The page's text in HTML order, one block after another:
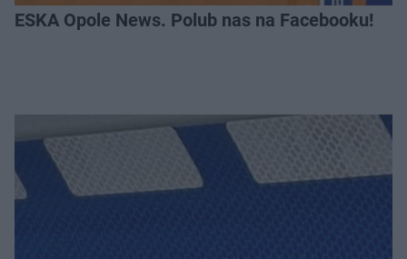
ESKA Opole News. Polub nas na Facebooku!